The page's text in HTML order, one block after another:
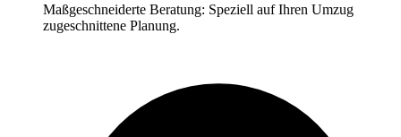
Maßgeschneiderte Beratung: Speziell auf Ihren Umzug
zugeschnittene Planung.